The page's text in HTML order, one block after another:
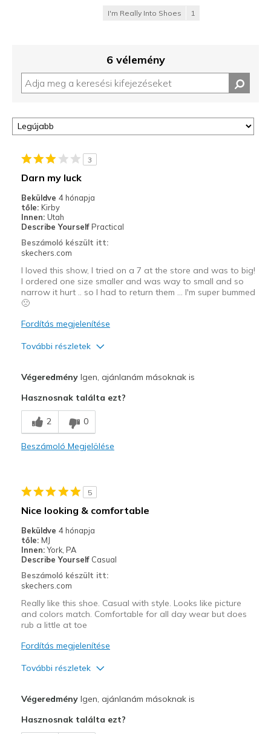
I'm Really Into Shoes 1
6 vélemény
3
Darn my luck
Beküldve 4 hónapja
tőle: Kirby
Innen: Utah
Describe Yourself Practical
Beszámoló készült itt:
skechers.com
I loved this show, I tried on a 7 at the store and was to big!
I ordered one size smaller and was way to small and so
narrow it hurt .. so I had to return them … I'm super bummed
🙁
Fordítás megjelenítése
További részletek
Comfortable
Stylish
View On Shoes
VégeredményIgen, ajánlanám másoknak is
Hasznosnak találta ezt?
2 0
Beszámoló Megjelölése
5
Nice looking & comfortable
Beküldve 4 hónapja
tőle: MJ
Innen: York, PA
Describe Yourself Casual
Beszámoló készült itt:
skechers.com
Really like this shoe. Casual with style. Looks like picture
and colors match. Comfortable for all day wear but does
rub a little at toe
Fordítás megjelenítése
További részletek
Comfortable
VégeredményIgen, ajánlanám másoknak is
Hasznosnak találta ezt?